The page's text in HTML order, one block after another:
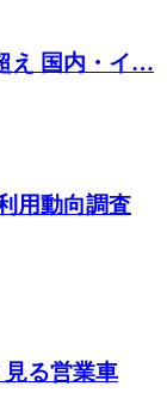
え 国内・イ…
用動向調査
る営業車